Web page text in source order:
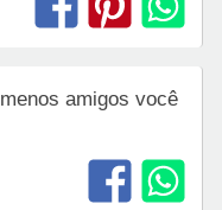
amigos você